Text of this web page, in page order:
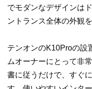
でモダンなデザインは
ントランス全体の外観
テンオンのK10Proの設
ムオーナーにとって非
書に従うだけで、すぐ